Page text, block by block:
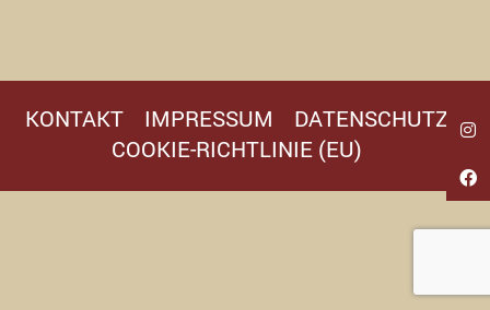
KONTAKT IMPRESSUM
DATENSCHUTZ
COOKIE-RICHTLINIE (EU)